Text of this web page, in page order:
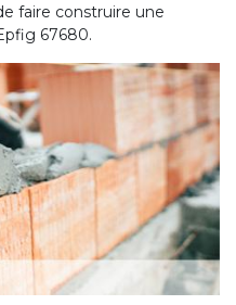
faire construire une
67680.